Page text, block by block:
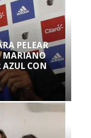
PELEAR
MARIANO
AZUL CON